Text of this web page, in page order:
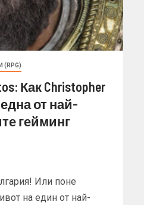
(RPG)
Как Christopher
от най-
гейминг
Или поне
на един от най-